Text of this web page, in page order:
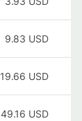
9.83 USD
19.66 USD
49.16 USD